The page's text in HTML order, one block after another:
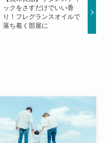
ックをさすだけでいい香
り！フレグランスオイルで
落ち着く部屋に